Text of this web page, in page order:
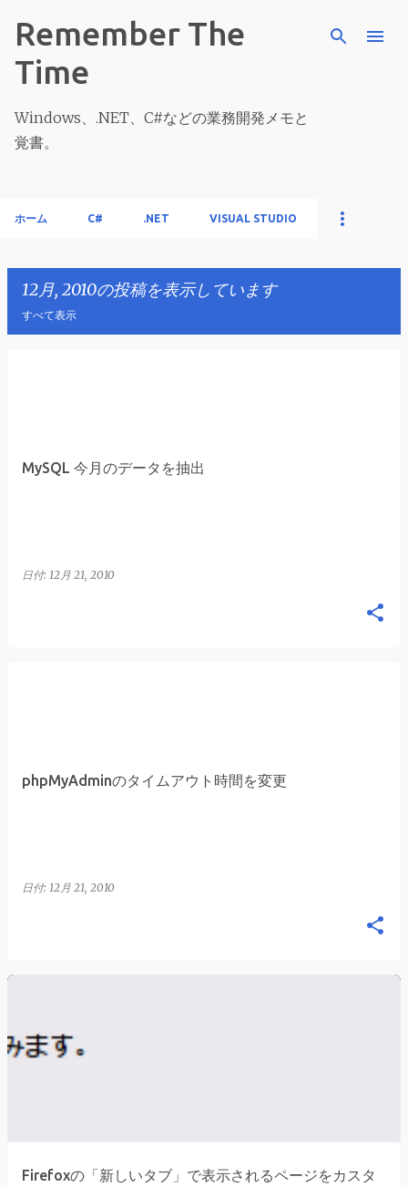
スキップしてメイン コンテンツに移動
Remember The
Time
Windows、.NET、C#などの業務開発メモと
覚書。
ホーム C# .NET VISUAL STUDIO
12月, 2010の投稿を表示しています
すべて表示
MySQL 今月のデータを抽出
日付: 12月 21, 2010
phpMyAdminのタイムアウト時間を変更
日付: 12月 21, 2010
Firefoxの「新しいタブ」で表示されるページをカスタ